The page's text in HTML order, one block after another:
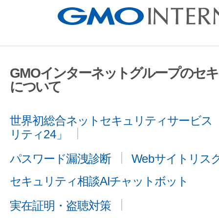
GMOインターネットグループのセ
について
世界初総合ネットセキュリティサービス
リティ24」
パスワード漏洩診断
Webサイトリス
セキュリティ相談AIチャットボット
実在証明・盗聴対策